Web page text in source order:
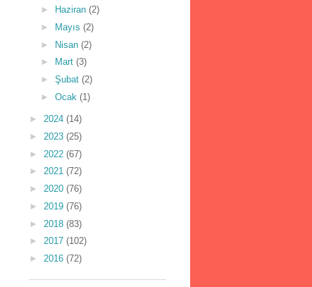
►
Haziran (2)
►
Mayıs (2)
► Nisan (2)
►
Mart (3)
► Şubat (2)
► Ocak (1)
► 2024 (14)
► 2023 (25)
► 2022 (67)
► 2021 (72)
► 2020 (76)
► 2019 (76)
► 2018 (83)
► 2017 (102)
► 2016 (72)